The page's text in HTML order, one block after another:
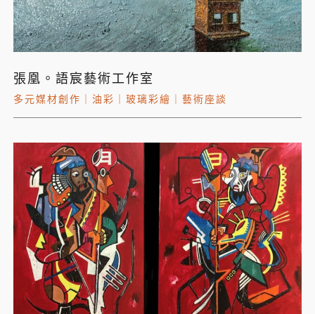
張凰。語宸藝術工作室
多元媒材創作 油彩 玻璃彩繪 藝術座談